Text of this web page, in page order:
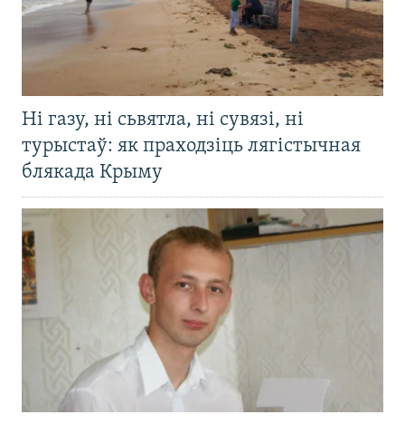
Ні газу, ні сьвятла, ні сувязі, ні
турыстаў: як праходзіць лягістычная
блякада Крыму